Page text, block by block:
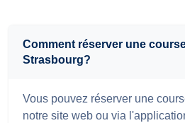
Comment réserver une
Strasbourg?
Vous pouvez réserver une
notre site web ou via